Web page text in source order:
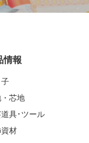
情報
芯地
具･ツール
材